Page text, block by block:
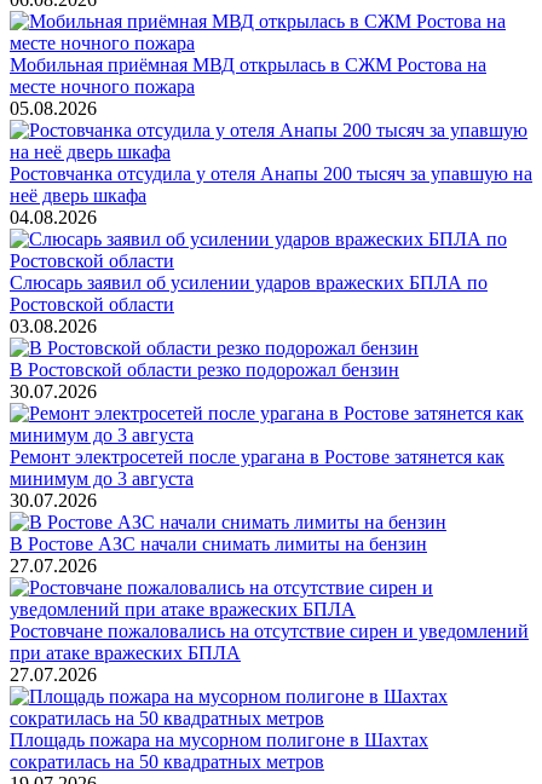
Мобильная приёмная МВД открылась в СЖМ Ростова на
месте ночного пожара
05.08.2026
Ростовчанка отсудила у отеля Анапы 200 тысяч за упавшую на
неё дверь шкафа
04.08.2026
Слюсарь заявил об усилении ударов вражеских БПЛА по
Ростовской области
03.08.2026
В Ростовской области резко подорожал бензин
30.07.2026
Ремонт электросетей после урагана в Ростове затянется как
минимум до 3 августа
30.07.2026
В Ростове АЗС начали снимать лимиты на бензин
27.07.2026
Ростовчане пожаловались на отсутствие сирен и уведомлений
при атаке вражеских БПЛА
27.07.2026
Площадь пожара на мусорном полигоне в Шахтах
сократилась на 50 квадратных метров